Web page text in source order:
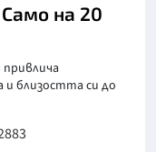
на 20
близостта си до